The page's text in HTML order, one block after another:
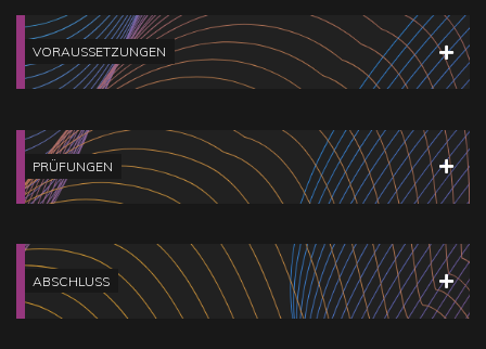
VORAUSSETZUNGEN
PRÜFUNGEN
ABSCHLUSS